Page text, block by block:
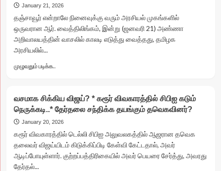
நாட்டிற்கே
வழிகாட்டும்
திருப்பூர்
மாநகராட்சி!
*
அரசால்
திட்டம்..
January 21, 2026
​தஞ்சாவூர் என்றாலே நினைவுக்கு வரும் அரசியல் முகங்களில்
ஒருவரான ஆர். வைத்திலிங்கம், இன்று (ஜனவரி 21) அண்ணா
அறிவாலயத்தின் வாசலில் காலடி எடுத்து வைத்தது, தமிழக
அரசியலில்...
முழுவதும் படிக்க..
கோட்டைவிட்ட
ஓ.பி.எஸ்..கொத்திக்
கொண்ட
திமுக!
டெல்டா
சிங்கம்
திமுகவில்
ஐக்கியம்!
வசமாக சிக்கிய விஜய்? * கரூர் விவகாரத்தில் சிபிஐ கடும்
நெருக்கடி..* தேர்தலை சந்திக்க தயங்கும் தவெகவினர்?
January 20, 2026
கரூர் விவகாரத்தில் டெல்லி சிபிஐ அலுவலகத்தில் ஆஜரான தவெக
தலைவர் விஜய்யிடம் கிடுக்கிப்பிடி கேள்வி கேட்டதால், அவர்
ஆடிப்போயுள்ளார். குற்றப்பத்திரிகையில் அவர் பெயரை சேர்த்து, அவரது
தேர்தல்...